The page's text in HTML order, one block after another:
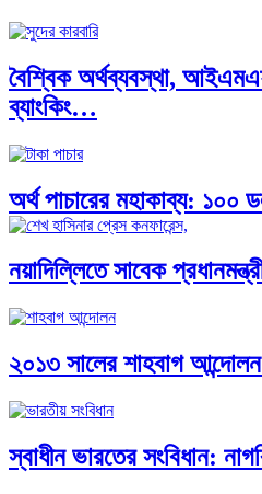
বৈশ্বিক অর্থব্যবস্থা,
ব্যাংকিং…
অর্থ পাচারের মহাকাব্য: ১০০
দক্ষিণ এশিয়ায় ‘জেন-জি’
বিশেষ ইন-ডেপ্থ রিপোর্ট:
ভারত মহাসাগরের অশ্রু:
নয়াদিল্লিতে সাবেক
২০১৩ সালের শাহবাগ
স্বাধীন ভারতের সংবিধান: